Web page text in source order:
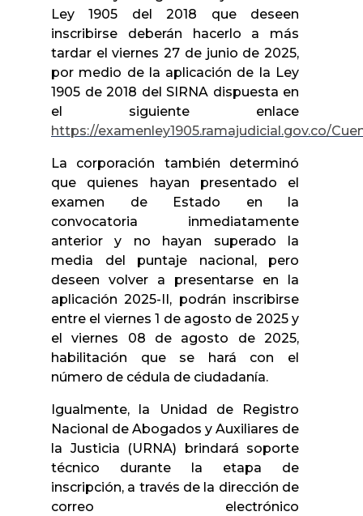
Ley 1905 del 2018 que deseen
inscribirse deberán hacerlo a más
tardar el viernes 27 de junio de 2025,
por medio de la aplicación de la Ley
1905 de 2018 del SIRNA dispuesta en
el siguiente enlace
https://examenley1905.ramajudicial.gov.co/
La corporación también determinó
que quienes hayan presentado el
examen de Estado en la
convocatoria inmediatamente
anterior y no hayan superado la
media del puntaje nacional, pero
deseen volver a presentarse en la
aplicación 2025-II, podrán inscribirse
entre el viernes 1 de agosto de 2025 y
el viernes 08 de agosto de 2025,
habilitación que se hará con el
número de cédula de ciudadanía.
Igualmente, la Unidad de Registro
Nacional de Abogados y Auxiliares de
la Justicia (URNA) brindará soporte
técnico durante la etapa de
inscripción, a través de la dirección de
correo electrónico